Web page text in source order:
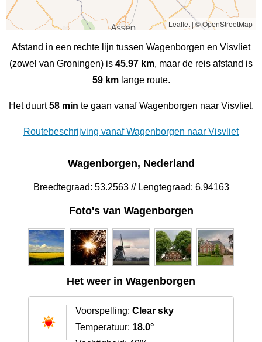
Leaflet| © OpenStreetMap
Afstand in een rechte lijn tussen Wagenborgen en Visvliet
(zowel van Groningen) is 45.97 km, maar de reis afstand is
59 kmlange route.
Het duurt58 min te gaan vanaf Wagenborgen naar Visvliet.
Routebeschrijving vanaf Wagenborgen naar Visvliet
Wagenborgen, Nederland
Breedtegraad: 53.2563 // Lengtegraad: 6.94163
Foto's van Wagenborgen
Het weer in Wagenborgen
Voorspelling: Clear sky
Temperatuur: 18.0°